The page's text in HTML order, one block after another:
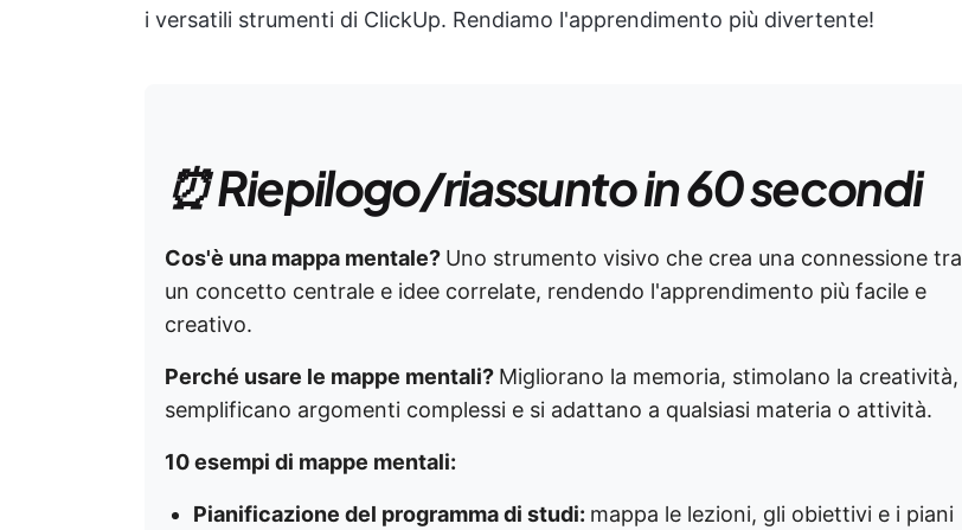
i versatili strumenti di ClickUp. Rendiamo l'apprendimento più divertente!
⏰ Riepilogo/riassunto in 60 secondi
Cos'è una mappa mentale? Uno strumento visivo che crea una connessione tra
un concetto centrale e idee correlate, rendendo l'apprendimento più facile e
creativo.
Perché usare le mappe mentali? Migliorano la memoria, stimolano la creatività,
semplificano argomenti complessi e si adattano a qualsiasi materia o attività.
10 esempi di mappe mentali:
Pianificazione del programma di studi: mappa le lezioni, gli obiettivi e i piani